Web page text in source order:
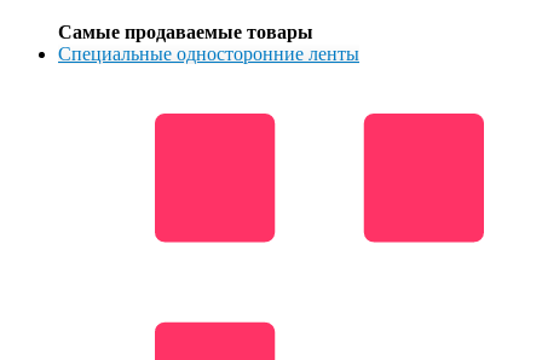
Самые продаваемые товары
Специальные односторонние ленты